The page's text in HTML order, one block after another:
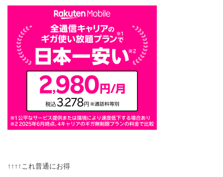
↑↑↑↑これ普通にお得